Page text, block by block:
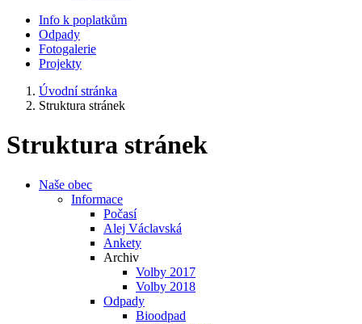
Info k poplatkům
Odpady
Fotogalerie
Projekty
Úvodní stránka
Struktura stránek
Struktura stránek
Naše obec
Informace
Počasí
Alej Václavská
Ankety
Archiv
Volby 2017
Volby 2018
Odpady
Bioodpad